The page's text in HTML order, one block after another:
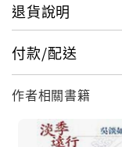
一個人的時候 , 她
Home is where
My heart is with
退貨說明
付款/配送
作者相關書籍